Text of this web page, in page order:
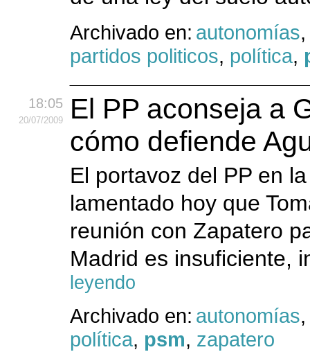
Archivado en: autonomías
partidos politicos, política,
18:05
20/07/2009
El PP aconseja a
cómo defiende
El portavoz del PP en
lamentado hoy que
reunión con Zapatero
Madrid es insuficiente,
leyendo
Archivado en: autonomías
política, psm, zapatero